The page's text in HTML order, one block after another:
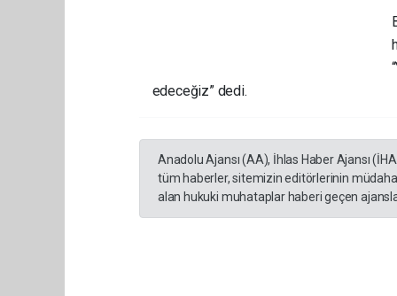
edeceğiz” dedi.
Anadolu Ajansı (AA), İhlas Haber Ajansı
tüm haberler, sitemizin editörlerinin
alan hukuki muhataplar haberi geçen